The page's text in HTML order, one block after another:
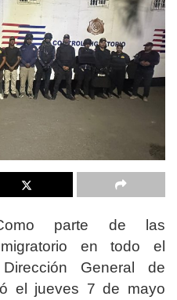
parte de las
en todo el
General de
el jueves 7 de mayo